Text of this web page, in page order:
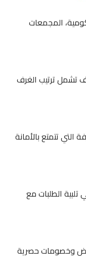
المجمعات
ترتيب الغرف
تتمتع بالأمانة
الطلبات مع
وخصومات حصرية